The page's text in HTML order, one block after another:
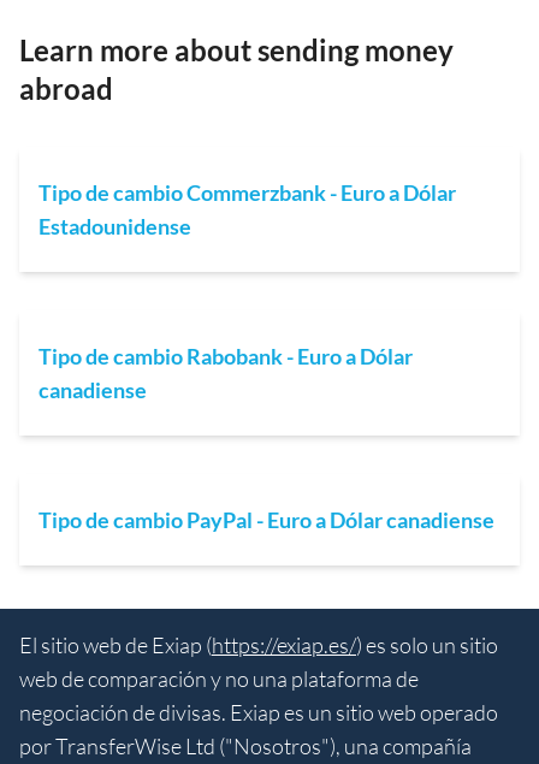
Learn more about sending money
abroad
Tipo de cambio Commerzbank - Euro a Dólar
Estadounidense
Tipo de cambio Rabobank - Euro a Dólar
canadiense
Tipo de cambio PayPal - Euro a Dólar canadiense
El sitio web de Exiap (https://exiap.es/) es solo un sitio
web de comparación y no una plataforma de
negociación de divisas. Exiap es un sitio web operado
por TransferWise Ltd ("Nosotros"), una compañía